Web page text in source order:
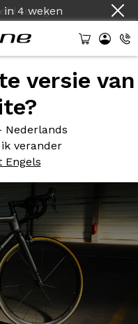
in 4 weken
versie van
Nederlands
verander
Engels
Titane